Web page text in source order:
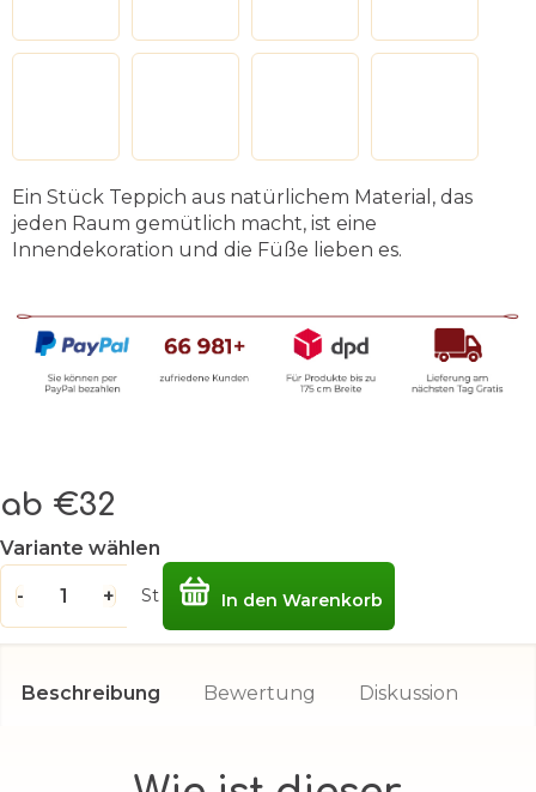
ab €32
Variante wählen
In den Warenkorb
St
Ein Stück Teppich aus natürlichem Material, das
jeden Raum gemütlich macht, ist eine
Innendekoration und die Füße lieben es.
Beschreibung Bewertung Diskussion